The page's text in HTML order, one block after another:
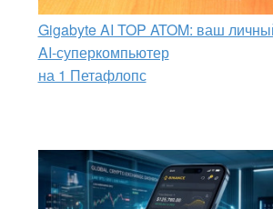
Gigabyte AI TOP ATOM: ваш
AI-суперкомпьютер
на 1 Петафлопс